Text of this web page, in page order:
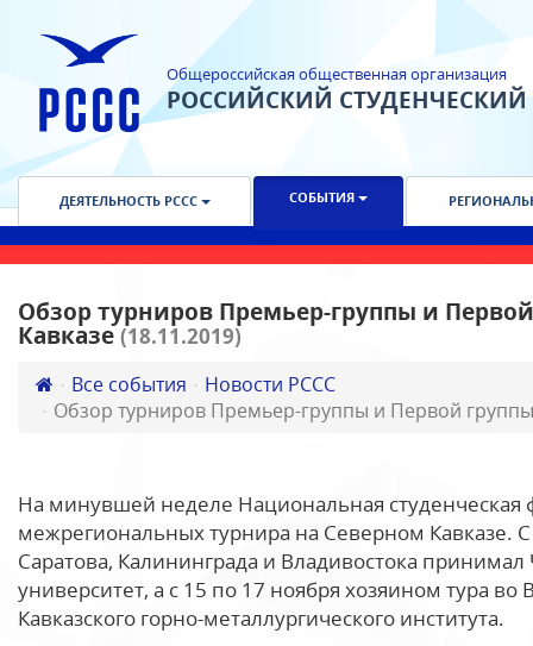
Общероссийская общественная организация
РОССИЙСКИЙ
ДЕЯТЕЛЬНОСТЬ РССС СОБЫТИЯ
Обзор турниров Премьер-группы и
Кавказе(18.11.2019)
Все события
Новости РССС
Обзор турниров Премьер-группы и Первой
На минувшей неделе Национальная студенческая
межрегиональных турнира на Северном Кавказе.
Саратова, Калининграда и Владивостока
университет, а с 15 по 17 ноября хозяином тура
Кавказского горно-металлургического института.